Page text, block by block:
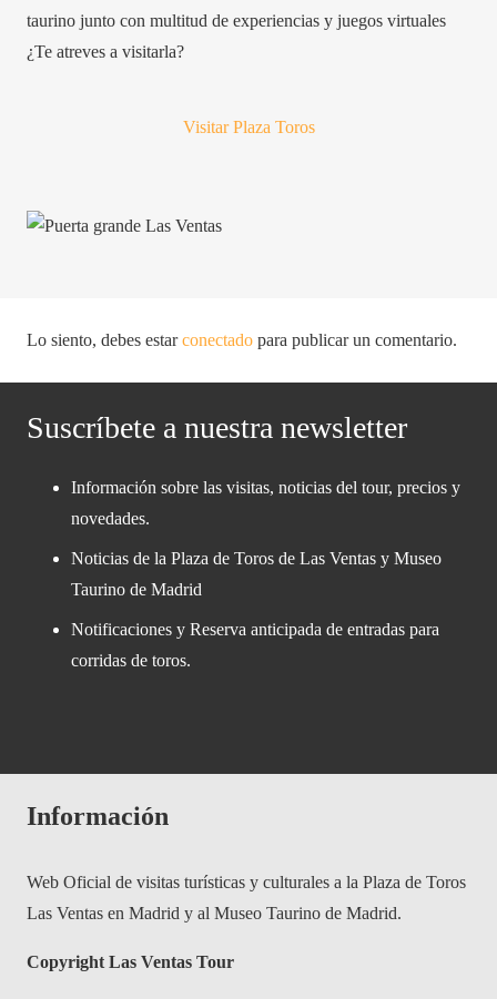
taurino junto con multitud de experiencias y juegos virtuales
¿Te atreves a visitarla?
Visitar Plaza Toros
Lo siento, debes estarconectado para publicar un comentario.
Suscríbete a nuestra newsletter
Información sobre las visitas, noticias del tour, precios y
novedades.
Noticias de la Plaza de Toros de Las Ventas y Museo
Taurino de Madrid
Notificaciones y Reserva anticipada de entradas para
corridas de toros.
Información
Web Oficial de visitas turísticas y culturales a la Plaza de Toros
Las Ventas en Madrid y al Museo Taurino de Madrid.
Copyright Las Ventas Tour